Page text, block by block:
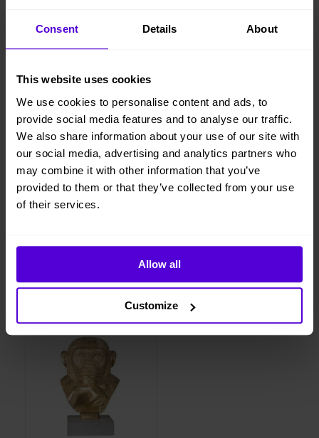
Consent Details About
This website uses cookies
We use cookies to personalise content and ads, to
provide social media features and to analyse our traffic.
We also share information about your use of our site with
our social media, advertising and analytics partners who
may combine it with other information that you’ve
provided to them or that they’ve collected from your use
of their services.
Allow all
Customize
Hyresperioden löper tillsvidare, faktureras per månad
Avsluta hyresperioden när du vill, med enbart en
månads uppsägningstid
Vi levererar, monterar och returnerar
Helt flexibelt
Liknande produkter